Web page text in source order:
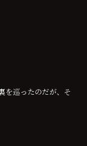
を巡ったのだが、そ